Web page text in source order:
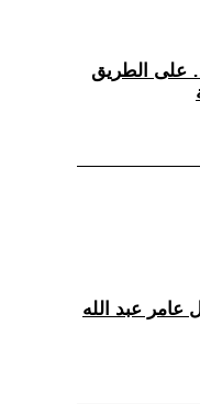
على الطريق
عامر عبد الله